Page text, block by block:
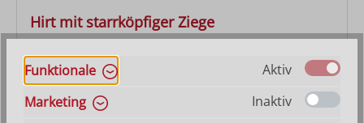
Hirt mit starrköpfiger Ziege
Varianten ab 46,60 €
Regulärer Preis:
69,00 €
Funktionale
Aktiv
Marketing
Inaktiv